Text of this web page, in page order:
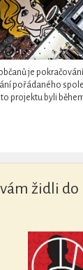
je
pořádaného
projektu byli
židli do